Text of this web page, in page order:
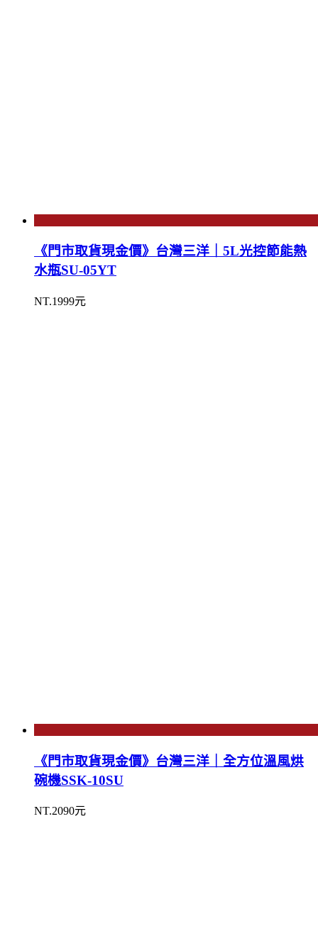
《門市取貨現金價》台灣三洋｜5L光控節能熱
水瓶SU-05YT
NT.1999元
《門市取貨現金價》台灣三洋｜全方位溫風烘
碗機SSK-10SU
NT.2090元